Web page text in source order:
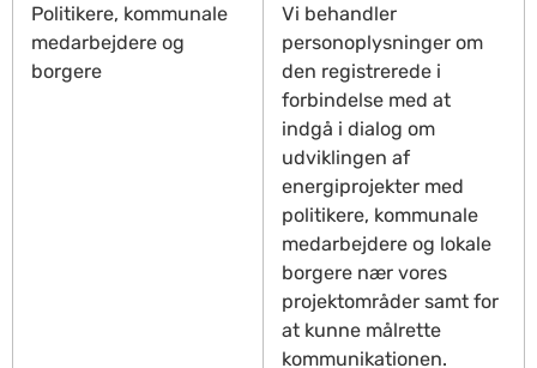
Politikere, kommunale
medarbejdere og
borgere
Vi behandler
personoplysninger om
den registrerede i
forbindelse med at
indgå i dialog om
udviklingen af
energiprojekter med
politikere, kommunale
medarbejdere og lokale
borgere nær vores
projektområder samt for
at kunne målrette
kommunikationen.